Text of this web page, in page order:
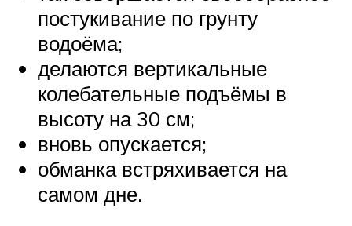
постукивание по грунту
водоёма;
делаются вертикальные
колебательные подъёмы в
высоту на 30 см;
вновь опускается;
обманка встряхивается на
самом дне.